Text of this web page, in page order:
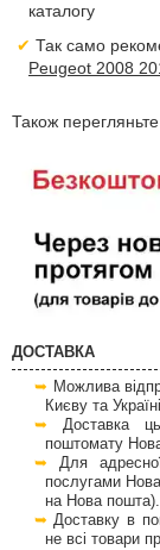
каталогу
Так само
Peugeot 2008
Також перегляньте
ДОСТАВКА
Можлива
Києву та
Доставка
поштомату
Для
послугами
на Нова пошта).
Доставку в
не всі товари